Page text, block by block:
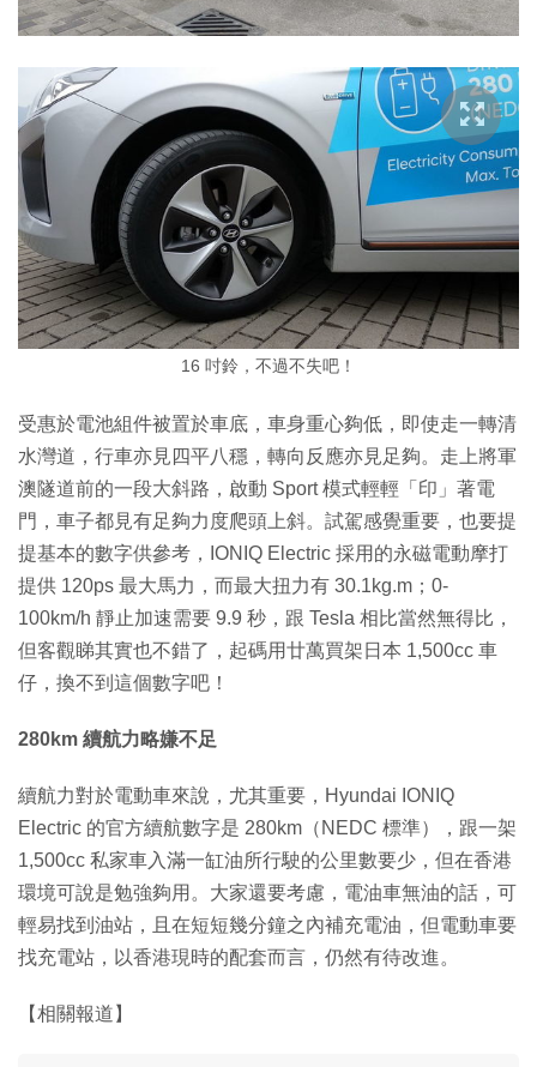
16 吋鈴，不過不失吧！
受惠於電池組件被置於車底，車身重心夠低，即使走一轉清
水灣道，行車亦見四平八穩，轉向反應亦見足夠。走上將軍
澳隧道前的一段大斜路，啟動 Sport 模式輕輕「印」著電
門，車子都見有足夠力度爬頭上斜。試駕感覺重要，也要提
提基本的數字供參考，IONIQ Electric 採用的永磁電動摩打
提供 120ps 最大馬力，而最大扭力有 30.1kg.m；0-
100km/h 靜止加速需要 9.9 秒，跟 Tesla 相比當然無得比，
但客觀睇其實也不錯了，起碼用廿萬買架日本 1,500cc 車
仔，換不到這個數字吧！
280km 續航力略嫌不足
續航力對於電動車來說，尤其重要，Hyundai IONIQ
Electric 的官方續航數字是 280km（NEDC 標準），跟一架
1,500cc 私家車入滿一缸油所行駛的公里數要少，但在香港
環境可說是勉強夠用。大家還要考慮，電油車無油的話，可
輕易找到油站，且在短短幾分鐘之內補充電油，但電動車要
找充電站，以香港現時的配套而言，仍然有待改進。
【相關報道】